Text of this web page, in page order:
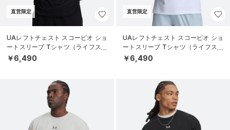
直営限定
UAレフトチェスト スコーピオ ショ
ートスリーブ Tシャツ（ライフスタ
イル/MEN）
￥6,490
直営限定
UAレフトチェスト スコーピオ ショ
ートスリーブ Tシャツ（ライフスタ
イル/MEN）
￥6,490